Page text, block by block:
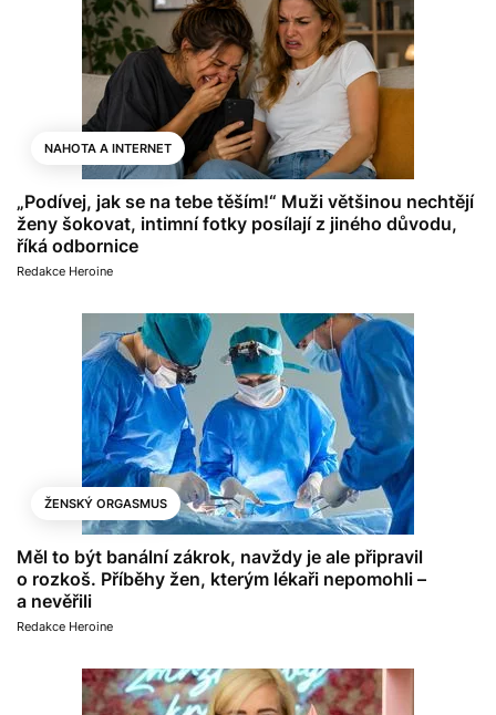
NAHOTA A INTERNET
„Podívej, jak se na tebe těším!“ Muži většinou nechtějí
ženy šokovat, intimní fotky posílají z jiného důvodu,
říká odbornice
Redakce Heroine
ŽENSKÝ ORGASMUS
Měl to být banální zákrok, navždy je ale připravil
o rozkoš. Příběhy žen, kterým lékaři nepomohli –
a nevěřili
Redakce Heroine